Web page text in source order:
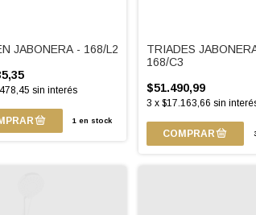
JABONERA - 168/L2
sin interés
1en stock
TRIADES
168/C3
$51.490,99
3 x $17.163,66 sin